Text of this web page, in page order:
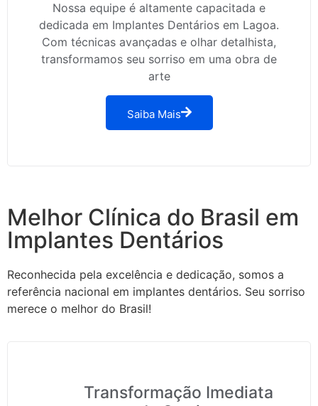
Nossa equipe é altamente capacitada e
dedicada em Implantes Dentários em Lagoa.
Com técnicas avançadas e olhar detalhista,
transformamos seu sorriso em uma obra de
arte
Saiba Mais
Melhor Clínica do Brasil em
Implantes Dentários
Reconhecida pela excelência e dedicação, somos a
referência nacional em implantes dentários. Seu sorriso
merece o melhor do Brasil!
Transformação Imediata